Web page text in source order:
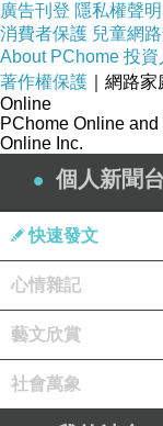
愛是不保留
詞曲：盧永亨
演唱：王京君
常聽說世界 愛
哪裡會有 愛
塵俗的愛 只在
一刻燦爛 便要
而我卻深信 愛
廣告刊登 隱私權聲明
消費者保護 兒童網
About PChome 投資
著作權保護 ｜網路
Online
PChome Online
Online Inc.
個人新聞台
快速發文
心情雜記
藝文欣賞
社會萬象